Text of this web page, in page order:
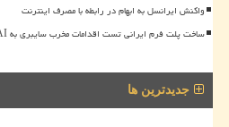
واکنش ایرانسل به ابهام در رابطه با مصرف اینترنت
ساخت پلت فرم ایرانی تست اقدامات مخرب سایبری به AI
جدیدترین ها